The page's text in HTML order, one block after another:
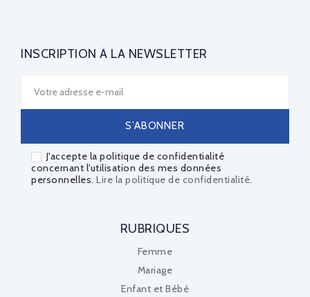
INSCRIPTION À LA NEWSLETTER
J'accepte la politique de confidentialité
concernant l'utilisation des mes données
personnelles. Lire la politique de confidentialité.
RUBRIQUES
Femme
Mariage
Enfant et Bébé